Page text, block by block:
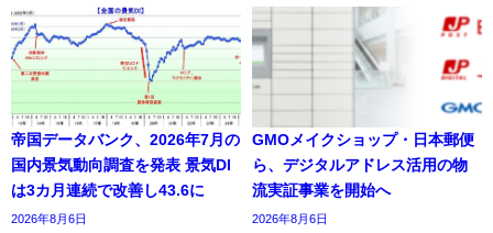
帝国データバンク、2026年7月の
国内景気動向調査を発表 景気DI
は3カ月連続で改善し43.6に
2026年8月6日
GMOメイクショップ・日本郵便
ら、デジタルアドレス活用の物
流実証事業を開始へ
2026年8月6日